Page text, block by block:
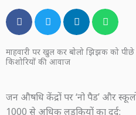
माहवारी पर खुल कर बोलो झिझक को पीछे
किशोरियों की आवाज
जन औषधि केंद्रों पर ‘नो पैड’ और
1000 से अधिक लड़कियों का दर्द;